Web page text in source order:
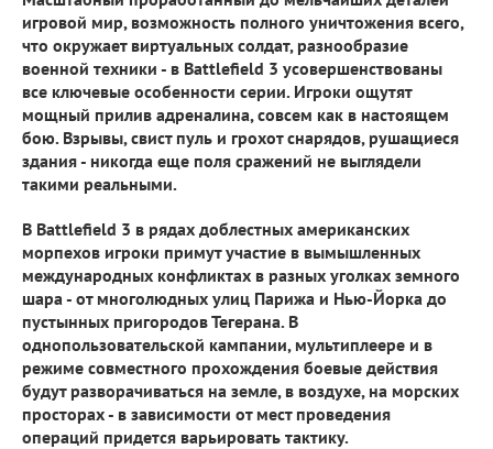
игровой мир, возможность полного уничтожения всего,
что окружает виртуальных солдат, разнообразие
военной техники - в Battlefield 3 усовершенствованы
все ключевые особенности серии. Игроки ощутят
мощный прилив адреналина, совсем как в настоящем
бою. Взрывы, свист пуль и грохот снарядов, рушащиеся
здания - никогда еще поля сражений не выглядели
такими реальными.
В Battlefield 3 в рядах доблестных американских
морпехов игроки примут участие в вымышленных
международных конфликтах в разных уголках земного
шара - от многолюдных улиц Парижа и Нью-Йорка до
пустынных пригородов Тегерана. В
однопользовательской кампании, мультиплеере и в
режиме совместного прохождения боевые действия
будут разворачиваться на земле, в воздухе, на морских
просторах - в зависимости от мест проведения
операций придется варьировать тактику.